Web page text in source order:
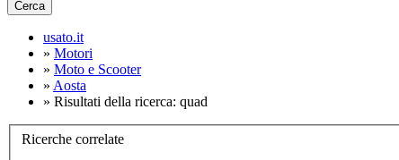
Cerca
usato.it
» Motori
» Moto e Scooter
» Aosta
» Risultati della ricerca: quad
Ricerche correlate